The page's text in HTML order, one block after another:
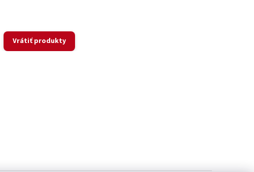
Vrátiť produkty